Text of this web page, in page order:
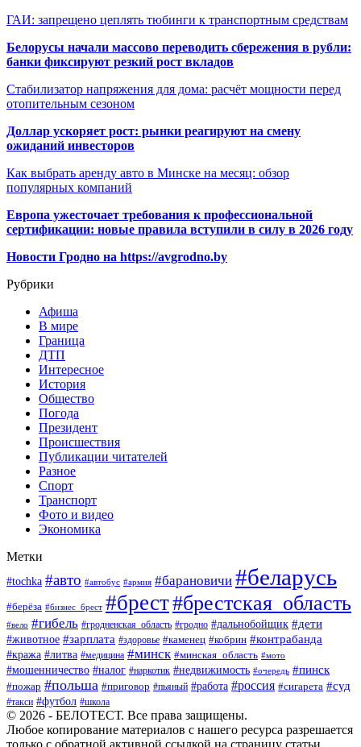
ГАИ: запрещено цеплять тюбинги к транспортным средствам
Белорусы начали массово переводить сбережения в рубли:
банки фиксируют резкий рост вкладов
Стабилизатор напряжения для дома: расчёт мощности перед
отопительным сезоном
Доллар ускоряет рост: рынки реагируют на смену
ожиданий инвесторов
Как выбрать аренду авто в Минске на месяц: обзор
популярных компаний
Европа ужесточает требования к профессиональной
сертификации: новые правила вступили в силу в 2026 году
Новости Гродно на https://avgrodno.by
Рубрики
Афиша
В мире
Граница
ДТП
Интересное
История
Общество
Погода
Президент
Происшествия
Публикации читателей
Разное
Спорт
Транспорт
Фото и видео
Экономика
Метки
#tochka #авто #автобус #армия #барановичи #беларусь
#берёза #бизнес_брест #брест#брестская_область
#вело #гибель #гродненская_область #гродно #дальнобойщик #дети
#животное #зарплата #здоровье #каменец #кобрин #контрабанда
#кража #литва #медицина #минск #минская_область #мото
#мошенничество #налог #наркотик #недвижимость #очередь #пинск
#пожар #польша #приговор #пьяный #работа #россия #сигарета #суд
#такси #футбол #школа
© 2026 - БЕЛОТЕСТ. Все права защищены.
Любое копирование материалов с нашего ресурса разрешается
только с обратной активной ссылкой на страницу статьи.